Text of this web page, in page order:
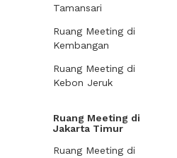
Tamansari
Ruang Meeting di
Kembangan
Ruang Meeting di
Kebon Jeruk
Ruang Meeting di
Jakarta Timur
Ruang Meeting di